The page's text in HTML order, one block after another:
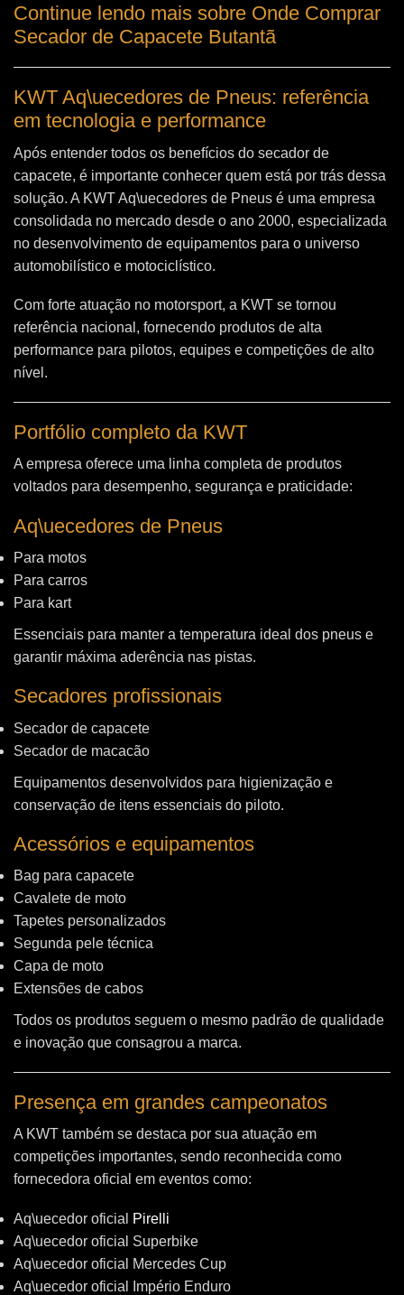
Continue lendo mais sobre Onde Comprar
Secador de Capacete Butantã
KWT Aq\uecedores de Pneus: referência
em tecnologia e performance
Após entender todos os benefícios do secador de
capacete, é importante conhecer quem está por trás dessa
solução. A KWT Aq\uecedores de Pneus é uma empresa
consolidada no mercado desde o ano 2000, especializada
no desenvolvimento de equipamentos para o universo
automobilístico e motociclístico.
Com forte atuação no motorsport, a KWT se tornou
referência nacional, fornecendo produtos de alta
performance para pilotos, equipes e competições de alto
nível.
Portfólio completo da KWT
A empresa oferece uma linha completa de produtos
voltados para desempenho, segurança e praticidade:
Aq\uecedores de Pneus
Para motos
Para carros
Para kart
Essenciais para manter a temperatura ideal dos pneus e
garantir máxima aderência nas pistas.
Secadores profissionais
Secador de capacete
Secador de macacão
Equipamentos desenvolvidos para higienização e
conservação de itens essenciais do piloto.
Acessórios e equipamentos
Bag para capacete
Cavalete de moto
Tapetes personalizados
Segunda pele técnica
Capa de moto
Extensões de cabos
Todos os produtos seguem o mesmo padrão de qualidade
e inovação que consagrou a marca.
Presença em grandes campeonatos
A KWT também se destaca por sua atuação em
competições importantes, sendo reconhecida como
fornecedora oficial em eventos como:
Aq\uecedor oficial
Pirelli
Aq\uecedor oficial Superbike
Aq\uecedor oficial Mercedes Cup
Aq\uecedor oficial Império Enduro